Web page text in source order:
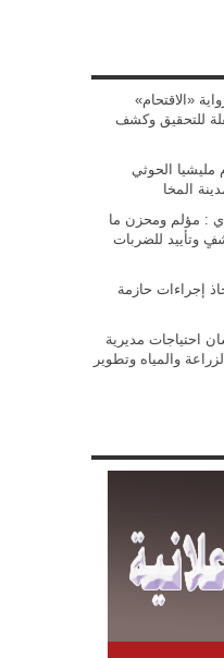
«الاقتحام»
للتحقيق وكشف
مليشيا الحوثي
المخا
: مؤلم ومحزن ما
وتأييد للضربات
إجراءات حازمة
احتياجات مديرية
والمياه وتطوير